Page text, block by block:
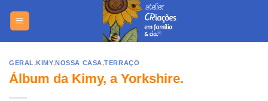
GERAL,KIMY,NOSSA CASA,TERRAÇO
Álbum da Kimy, a Yorkshire.